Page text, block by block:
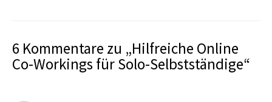
6 Kommentare zu „Hilfreiche Online
Co-Workings für Solo-Selbstständige“